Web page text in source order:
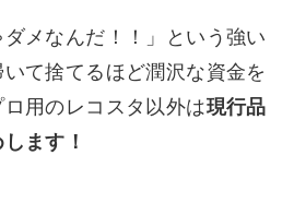
ダメなんだ！！」という強い
て捨てるほど潤沢な資金を
用のレコスタ以外は現行品
ます！